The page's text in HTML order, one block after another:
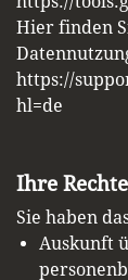
Hier finden
https://
hl=de
Ihre Rechte
Sie haben
Auskunft